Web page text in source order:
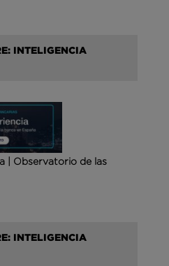
INTELIGENCIA
| Observatorio de las
INTELIGENCIA